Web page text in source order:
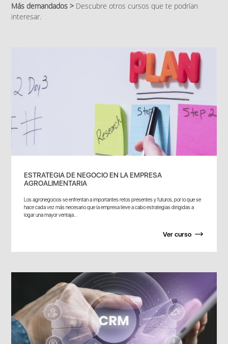
Más demandados > Descubre otros cursos que te podrían
interesar.
ESTRATEGIA DE NEGOCIO EN LA EMPRESA
AGROALIMENTARIA
Los agronegocios se enfrentan a importantes retos presentes y futuros, por lo que se
hace cada vez más necesario que la empresa lleve a cabo estrategias dirigidas a
logar una mayor ventaja...
Ver curso